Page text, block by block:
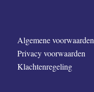
Algemene voorwaarden
Privacy voorwaarden
Klachtenregeling